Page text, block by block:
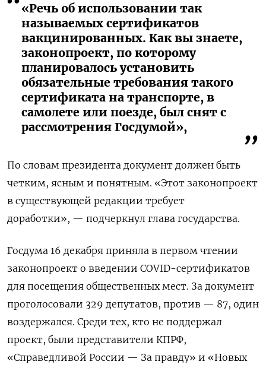
«Речь об использовании так
называемых сертификатов
вакцинированных. Как вы знаете,
законопроект, по которому
планировалось установить
обязательные требования такого
сертификата на транспорте, в
самолете или поезде, был снят с
рассмотрения Госдумой»,
По словам президента документ должен быть
четким, ясным и понятным. «Этот законопроект
в существующей редакции требует
доработки», — подчеркнул глава государства.
Госдума 16 декабря приняла в первом чтении
законопроект о введении COVID-сертификатов
для посещения общественных мест. За документ
проголосовали 329 депутатов, против — 87, один
воздержался. Среди тех, кто не поддержал
проект, были представители КПРФ,
«Справедливой России — За правду» и «Новых